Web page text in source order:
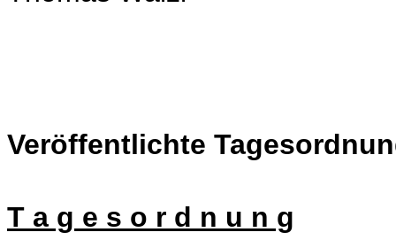
Veröffentlichte
T a g e s o r d n u n g